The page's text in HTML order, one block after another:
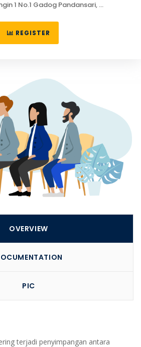
1 No.1 Gadog Pandansari,
(0251) 7555622 / 755551
Utara 14260
: (+62) 888 0833 8999
Support 1 : +62 811 9114 926
Support 2 : +62 811 9114 916
REGISTER
OVERVIEW
PIC
terjadi penyimpangan antara